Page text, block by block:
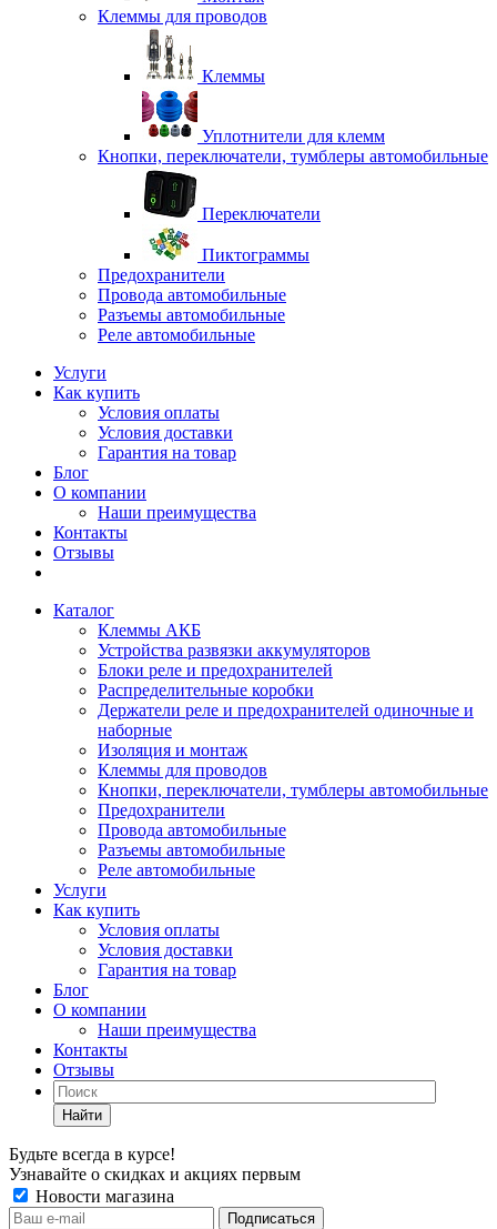
Клеммы для проводов
Клеммы
Уплотнители для клемм
Кнопки, переключатели, тумблеры автомобильные
Переключатели
Пиктограммы
Предохранители
Провода автомобильные
Разъемы автомобильные
Реле автомобильные
Услуги
Как купить
Условия оплаты
Условия доставки
Гарантия на товар
Блог
О компании
Наши преимущества
Контакты
Отзывы
Каталог
Клеммы АКБ
Устройства развязки аккумуляторов
Блоки реле и предохранителей
Распределительные коробки
Держатели реле и предохранителей одиночные и
наборные
Изоляция и монтаж
Клеммы для проводов
Кнопки, переключатели, тумблеры автомобильные
Предохранители
Провода автомобильные
Разъемы автомобильные
Реле автомобильные
Услуги
Как купить
Условия оплаты
Условия доставки
Гарантия на товар
Блог
О компании
Наши преимущества
Контакты
Отзывы
Найти
Будьте всегда в курсе!
Узнавайте о скидках и акциях первым
Новости магазина